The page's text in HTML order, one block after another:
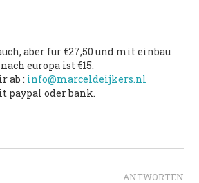
aber fur €27,50 und mit einbau
europa ist €15.
ab : info@marceldeijkers.nl
paypal oder bank.
ANTWORTEN